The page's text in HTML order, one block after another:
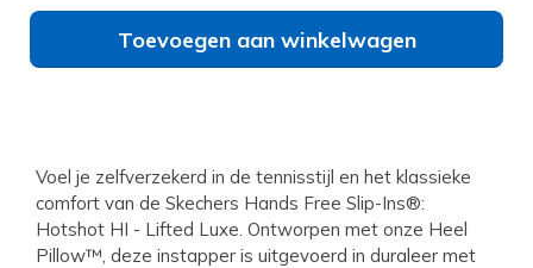
Toevoegen aan winkelwagen
Voel je zelfverzekerd in de tennisstijl en het klassieke
comfort van de Skechers Hands Free Slip-Ins®:
Hotshot HI - Lifted Luxe. Ontworpen met onze Heel
Pillow™, deze instapper is uitgevoerd in duraleer met